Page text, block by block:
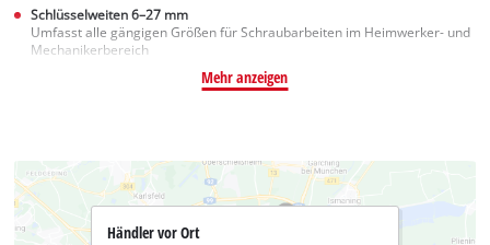
Schlüsselweiten 6–27 mm
Umfasst alle gängigen Größen für Schraubarbeiten im Heimwerker- und
Mechanikerbereich
Mehr anzeigen
Händler vor Ort